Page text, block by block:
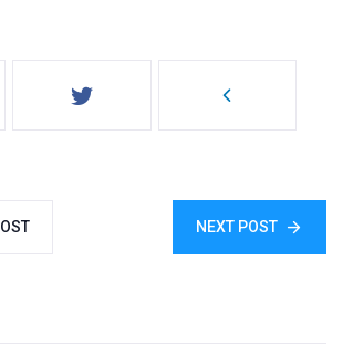
NEXT POST